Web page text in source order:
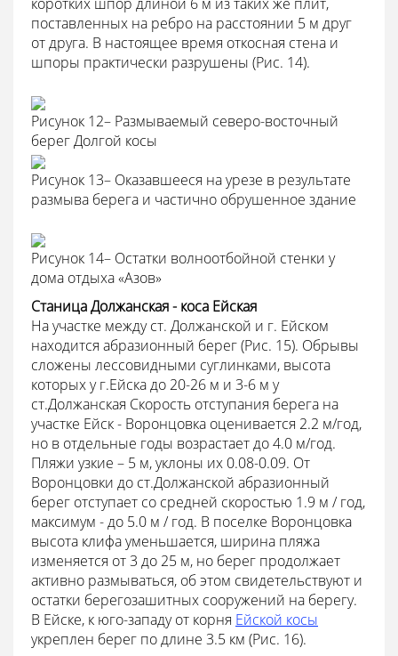
поставленных на ребро на расстоянии 5 м друг
от друга. В настоящее время откосная стена и
шпоры практически разрушены (Рис. 14).
Рисунок 12– Размываемый северо-восточный
берег Долгой косы
Рисунок 13– Оказавшееся на урезе в результате
размыва берега и частично обрушенное здание
Рисунок 14– Остатки волноотбойной стенки у
дома отдыха «Азов»
Станица Должанская - коса Ейская
На участке между ст. Должанской и г. Ейском
находится абразионный берег (Рис. 15). Обрывы
сложены лессовидными суглинками, высота
которых у г.Ейска до 20-26 м и 3-6 м у
ст.Должанская Скорость отступания берега на
участке Ейск - Воронцовка оценивается 2.2 м/год,
но в отдельные годы возрастает до 4.0 м/год.
Пляжи узкие – 5 м, уклоны их 0.08-0.09. От
Воронцовки до ст.Должанской абразионный
берег отступает со средней скоростью 1.9 м / год,
максимум - до 5.0 м / год. В поселке Воронцовка
высота клифа уменьшается, ширина пляжа
изменяется от 3 до 25 м, но берег продолжает
активно размываться, об этом свидетельствуют и
остатки берегозашитных сооружений на берегу.
В Ейске, к юго-западу от корня Ейской косы
укреплен берег по длине 3.5 км (Рис. 16).